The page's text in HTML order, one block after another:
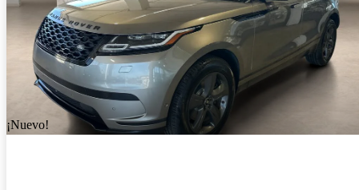
¡Nuevo!